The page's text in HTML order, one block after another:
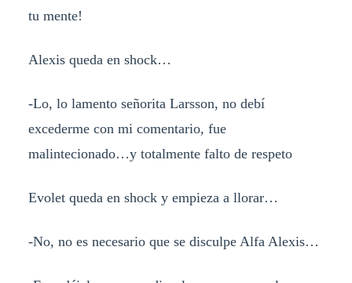
tu mente!
Alexis queda en shock…
-Lo, lo lamento señorita Larsson, no debí
excederme con mi comentario, fue
malintecionado…y totalmente falto de respeto
Evolet queda en shock y empieza a llorar…
-No, no es necesario que se disculpe Alfa Alexis…